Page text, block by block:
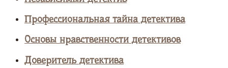
Профессиональная тайна детектива
Основы нравственности детективов
Доверитель детектива